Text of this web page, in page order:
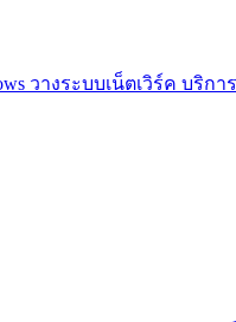
วางระบบเน็ตเวิร์ค บริกา